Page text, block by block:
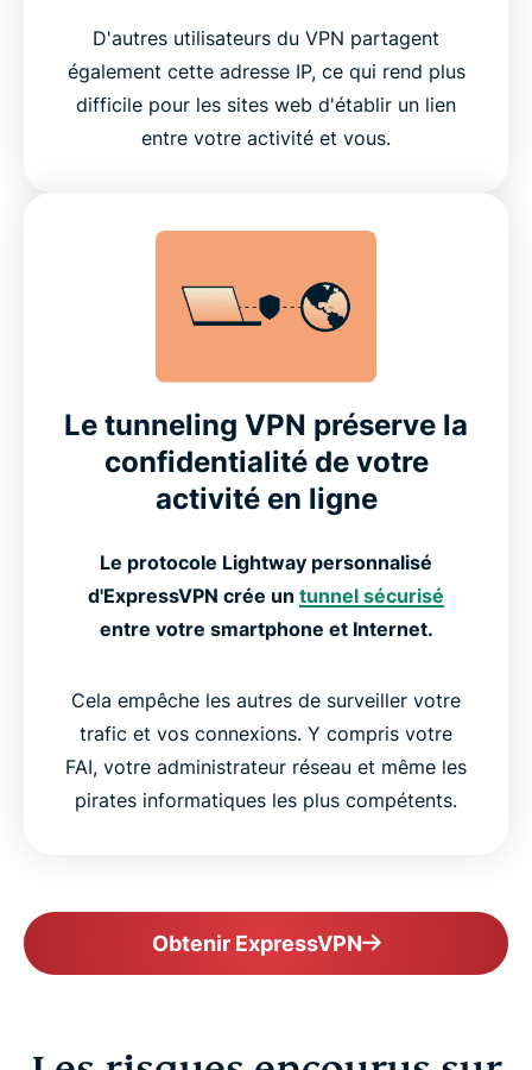
D'autres utilisateurs du VPN partagent
également cette adresse IP, ce qui rend plus
difficile pour les sites web d'établir un lien
entre votre activité et vous.
Le tunneling VPN préserve la
confidentialité de votre
activité en ligne
Le protocole Lightway personnalisé
d'ExpressVPN crée un tunnel sécurisé
entre votre smartphone et Internet.
Cela empêche les autres de surveiller votre
trafic et vos connexions. Y compris votre
FAI, votre administrateur réseau et même les
pirates informatiques les plus compétents.
Obtenir ExpressVPN